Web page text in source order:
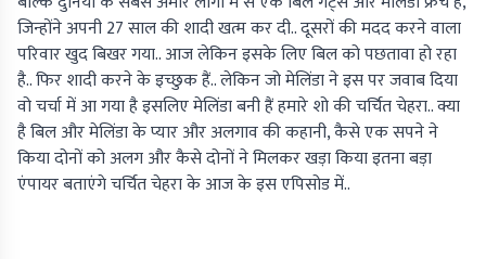
जिन्होंने अपनी 27 साल की शादी खत्म कर दी.. दूसरों की मदद करने वाला
परिवार खुद बिखर गया.. आज लेकिन इसके लिए बिल को पछतावा हो रहा
है.. फिर शादी करने के इच्छुक हैं.. लेकिन जो मेलिंडा ने इस पर जवाब दिया
वो चर्चा में आ गया है इसलिए मेलिंडा बनी हैं हमारे शो की चर्चित चेहरा.. क्या
है बिल और मेलिंडा के प्यार और अलगाव की कहानी, कैसे एक सपने ने
किया दोनों को अलग और कैसे दोनों ने मिलकर खड़ा किया इतना बड़ा
एंपायर बताएंगे चर्चित चेहरा के आज के इस एपिसोड में..